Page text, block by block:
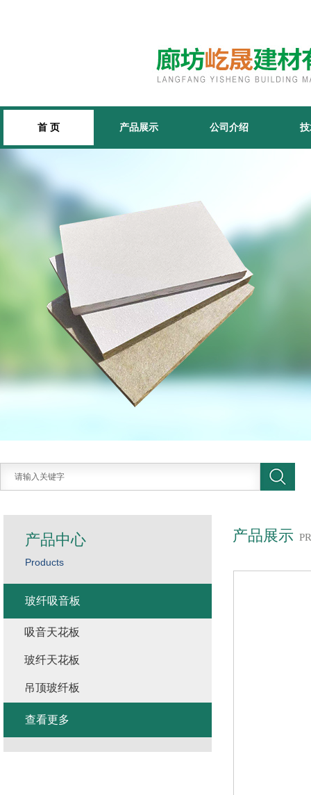
首 页 产品展示 公司介绍
产品展示
产品中心
Products
玻纤吸音板
吸音天花板
玻纤天花板
吊顶玻纤板
查看更多